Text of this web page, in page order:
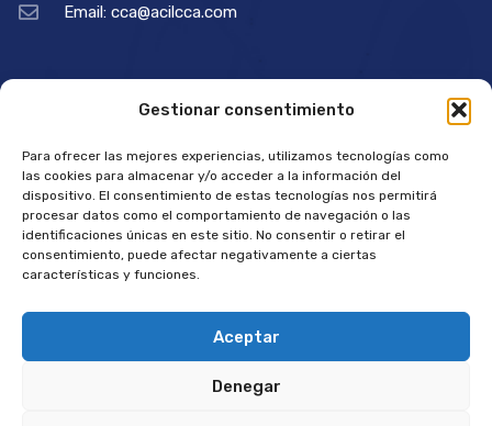
Gestionar consentimiento
Para ofrecer las mejores experiencias, utilizamos tecnologías como
las cookies para almacenar y/o acceder a la información del
dispositivo. El consentimiento de estas tecnologías nos permitirá
procesar datos como el comportamiento de navegación o las
identificaciones únicas en este sitio. No consentir o retirar el
consentimiento, puede afectar negativamente a ciertas
características y funciones.
Aceptar
Denegar
Email: cca@acilcca.com
Enlaces útiles
¿Qué es ACIL?
Asóciate
Nuestros asociados
Información legal
Aviso legal
Política de privacidad
Política de cookies